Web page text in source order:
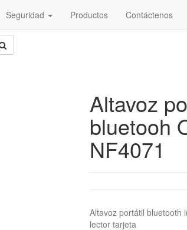
Seguridad Productos Contáctenos
Altavoz
bluetooh
NF4071
Altavoz portátil bluetooth
lector tarjeta